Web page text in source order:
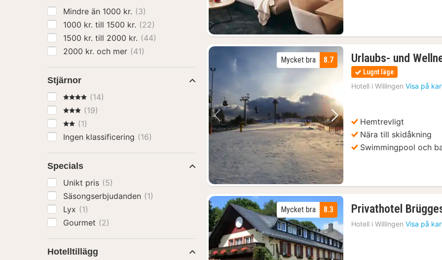
Föregående bild Nästa bild
8.7
Mycket bra Urlaubs- und
Lugnt läge
Hotell i Willingen Visa på
Hemtrevligt
Nära till skidåkning
Swimmingpool och
8.3
Mycket bra Privathotel
Hotell i Willingen Visa på
Mindre än 1000 kr. (3)
1000 kr. till 1500 kr. (22)
1500 kr. till 2000 kr. (44)
2000 kr. och mer (41)
Stjärnor
4 Stjärnor
(14)
3 Stjärnor
(19)
2 Stjärnor
(1)
Ingen klassificering (16)
Specials
Unikt pris (5)
Säsongserbjudanden (1)
Lyx (1)
Gourmet (2)
Hotelltillägg